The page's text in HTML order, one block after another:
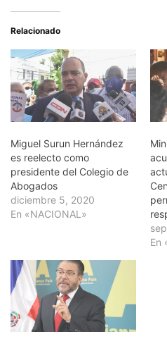
Relacionado
Miguel Surun Hernández
es reelecto como
presidente del Colegio de
Abogados
diciembre 5, 2020
En «NACIONAL»
En